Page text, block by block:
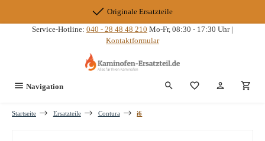
Originale Ersatzteile
Service-Hotline: 040 - 28 48 48 210 Mo-Fr, 08:30 - 17:30 Uhr |
Kontaktformular
Navigation Du hast 0
Startseite Ersatzteile Contura i6